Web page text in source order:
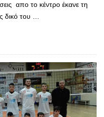
απο το κέντρο έκανε τη
δικό του …